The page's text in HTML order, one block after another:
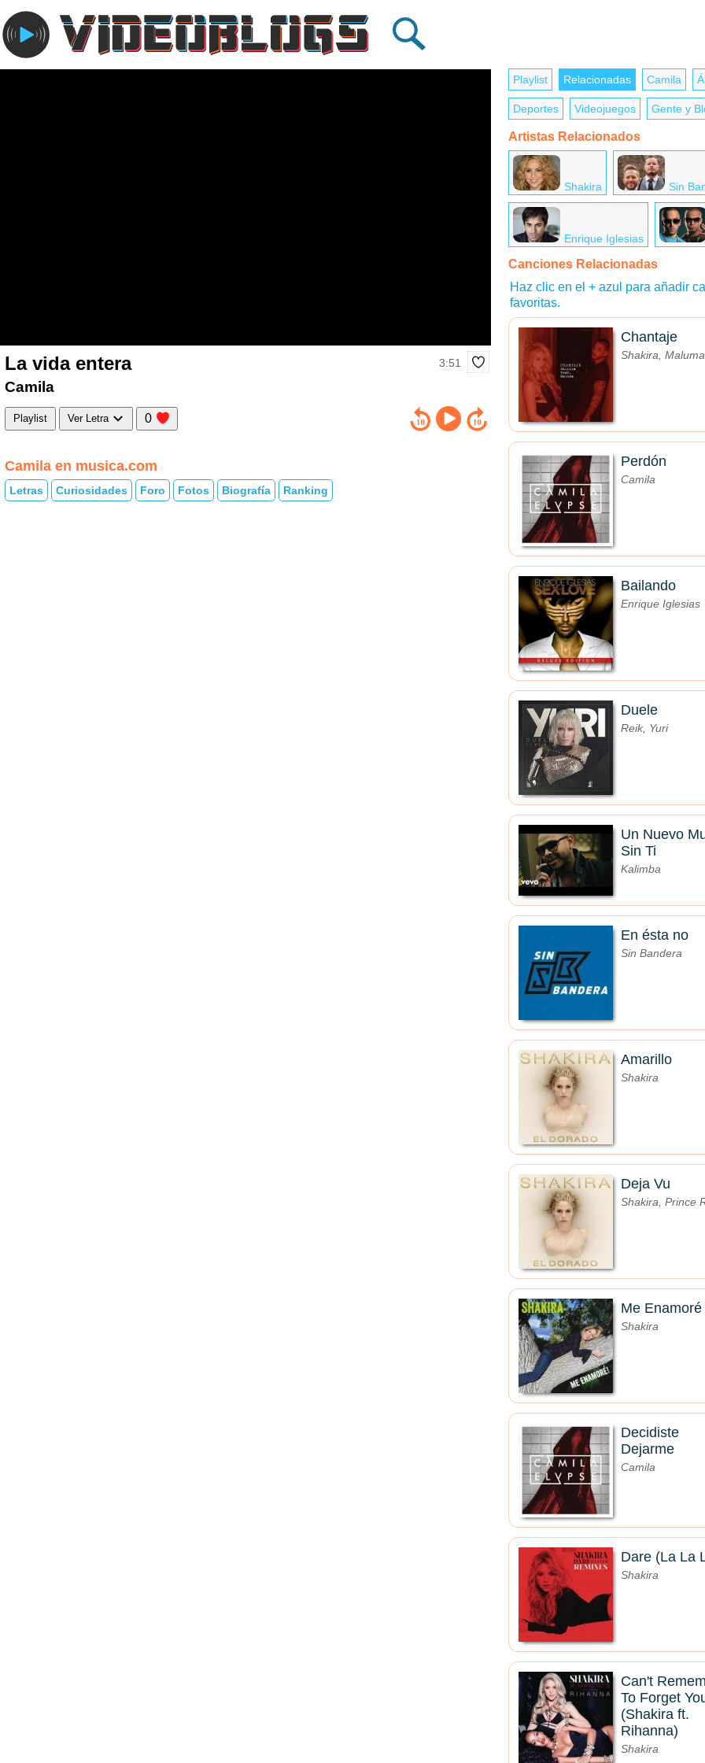
La vida entera 3:51
Camila
Playlist Ver Letra 0
Camila en musica.com
Letras Curiosidades Foro Fotos Biografía Ranking
Playlist Relacionadas Camila
Deportes Videojuegos Gente y
Artistas Relacionados
Shakira Sin
Enrique Iglesias
Canciones Relacionadas
Haz clic en el + azul para añadir
favoritas.
Chantaje
Shakira, Maluma
Perdón
Camila
Bailando
Enrique Iglesias
Duele
Reik, Yuri
Un Nuevo
Sin Ti
Kalimba
En ésta no
Sin Bandera
Amarillo
Shakira
Deja Vu
Shakira, Prince
Me Enamoré
Shakira
Decidiste
Dejarme
Camila
Dare (La La
Shakira
Can't
To Forget
(Shakira ft.
Rihanna)
Shakira